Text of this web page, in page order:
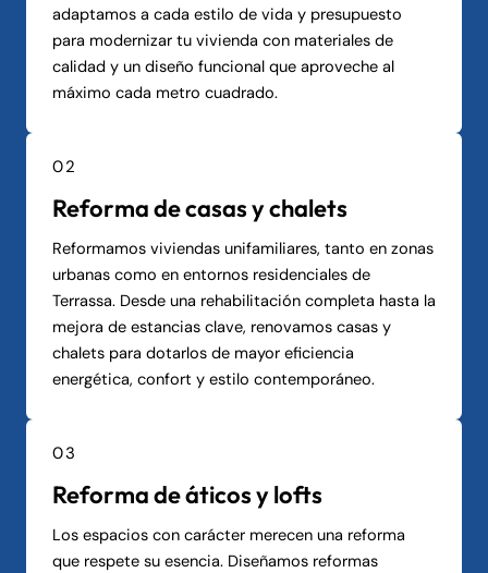
adaptamos a cada estilo de vida y presupuesto
para modernizar tu vivienda con materiales de
calidad y un diseño funcional que aproveche al
máximo cada metro cuadrado.
02
Reforma de casas y chalets
Reformamos viviendas unifamiliares, tanto en zonas
urbanas como en entornos residenciales de
Terrassa. Desde una rehabilitación completa hasta la
mejora de estancias clave, renovamos casas y
chalets para dotarlos de mayor eficiencia
energética, confort y estilo contemporáneo.
03
Reforma de áticos y lofts
Los espacios con carácter merecen una reforma
que respete su esencia. Diseñamos reformas